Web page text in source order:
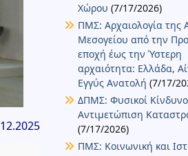
Χώρου (7/17/2026)
ΠΜΣ: Αρχαιολογία της
Μεσογείου από την
εποχή έως την Ύστερη
αρχαιότητα: Ελλάδα,
Εγγύς Ανατολή (7/17/
ΔΠΜΣ: Φυσικοί
Αντιμετώπιση
(7/17/2026)
ΠΜΣ: Κοινωνική και